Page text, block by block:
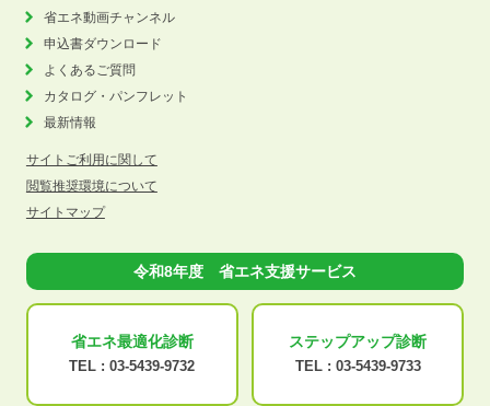
省エネ動画チャンネル
申込書ダウンロード
よくあるご質問
カタログ・パンフレット
最新情報
サイトご利用に関して
閲覧推奨環境について
サイトマップ
令和8年度 省エネ支援サービス
省エネ最適化診断
TEL : 03-5439-9732
ステップアップ診断
TEL : 03-5439-9733